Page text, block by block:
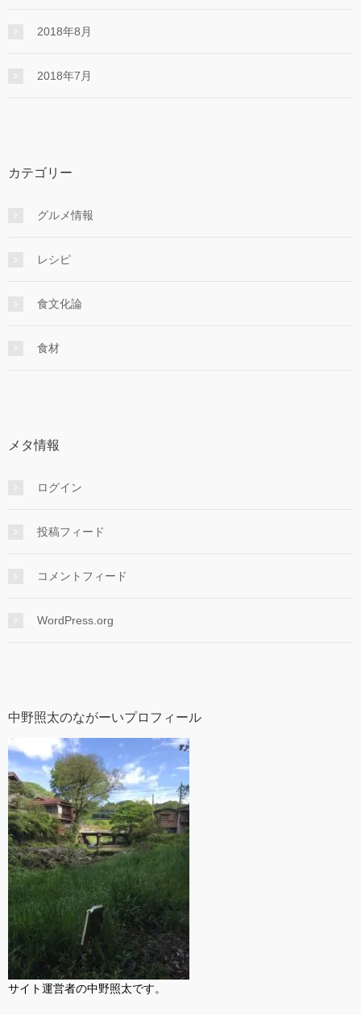
2018年8月
2018年7月
カテゴリー
グルメ情報
レシピ
食文化論
食材
メタ情報
ログイン
投稿フィード
コメントフィード
WordPress.org
中野照太のながーいプロフィール
サイト運営者の中野照太です。